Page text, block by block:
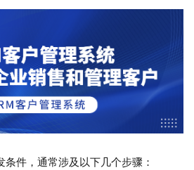
件，通常涉及以下几个步骤：